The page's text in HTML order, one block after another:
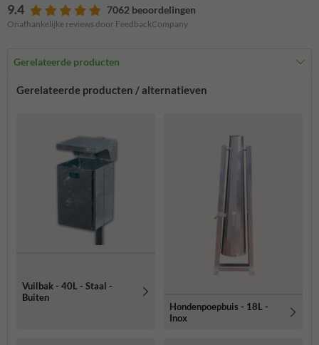
9.4 7062 beoordelingen
Onafhankelijke reviews door FeedbackCompany
Gerelateerde producten
Gerelateerde producten / alternatieven
Vuilbak - 40L - Staal -
Buiten
Hondenpoepbuis - 18L -
Inox